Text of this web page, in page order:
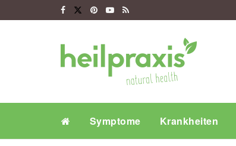
Symptome Krankheiten